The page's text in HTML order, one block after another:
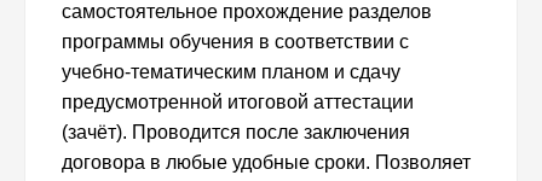
самостоятельное прохождение разделов
программы обучения в соответствии с
учебно-тематическим планом и сдачу
предусмотренной итоговой аттестации
(зачёт). Проводится после заключения
договора в любые удобные сроки. Позволяет